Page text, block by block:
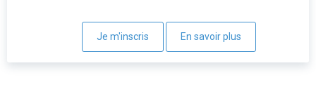
Je m'inscris En savoir plus